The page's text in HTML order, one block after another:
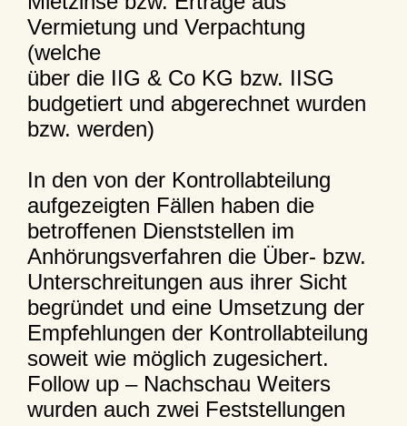
Vermietung und Verpachtung
(welche
über die IIG & Co KG bzw. IISG
budgetiert und abgerechnet wurden
bzw. werden)
In den von der Kontrollabteilung
aufgezeigten Fällen haben die
betroffenen Dienststellen im
Anhörungsverfahren die Über- bzw.
Unterschreitungen aus ihrer Sicht
begründet und eine Umsetzung der
Empfehlungen der Kontrollabteilung
soweit wie möglich zugesichert.
Follow up – Nachschau Weiters
wurden auch zwei Feststellungen